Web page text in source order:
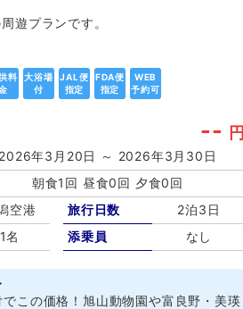
遊プランです。
料
大浴場
付
JAL便
指定
FDA便
指定
WEB
予約可
-- 円
2026年3月20日 ～ 2026年3月30日
朝食1回 昼食0回 夕食0回
空港
1名
旅行日数
2泊3日
添乗員
なし
この価格！旭山動物園や富良野・美瑛